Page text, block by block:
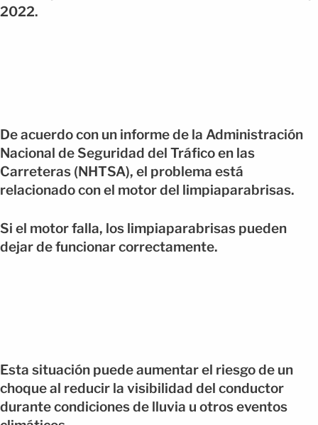
2022.
De acuerdo con un informe de la Administración
Nacional de Seguridad del Tráfico en las
Carreteras (NHTSA), el problema está
relacionado con el motor del limpiaparabrisas.
Si el motor falla, los limpiaparabrisas pueden
dejar de funcionar correctamente.
Esta situación puede aumentar el riesgo de un
choque al reducir la visibilidad del conductor
durante condiciones de lluvia u otros eventos